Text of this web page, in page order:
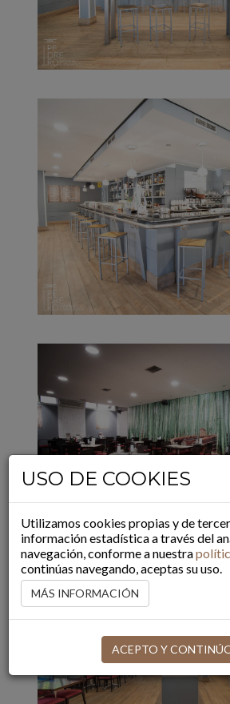
USO DE COOKIES
Utilizamos cookies propias y de
información estadística a través del
navegación, conforme a nuestra
continúas navegando, aceptas su uso.
MÁS INFORMACIÓN
ACEPTO Y